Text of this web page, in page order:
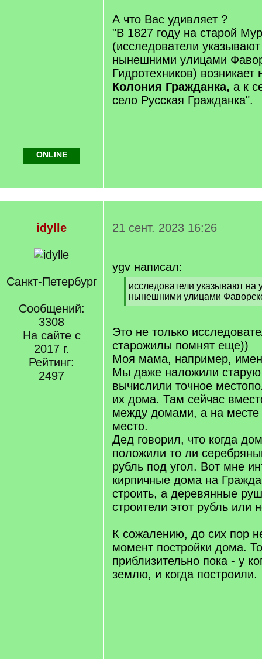
q
А что Вас удивляет ?
"В 1827 году на старой
(исследователи
нынешними улицами
Гидротехников) возникает
Колония Гражданка, а к
село Русская Гражданка".
ONLINE
idylle
Санкт-Петербург
Сообщений:
3308
На сайте с
2017 г.
Рейтинг:
2497
21 сент. 2023 16:26
ygv написал:
[
q
]
исследователи указывают на
нынешними улицами
[
q
]
Это не только
старожилы помнят еще))
Моя мама, например,
Мы даже наложили старую
вычислили точное
их дома. Там сейчас
между домами, а на месте
место.
Дед говорил, что когда
положили то ли
рубль под угол. Вот мне
кирпичные дома на
строить, а деревянные
строители этот рубль или
К сожалению, до сих пор
момент постройки дома.
приблизительно пока - у
землю, и когда построили.